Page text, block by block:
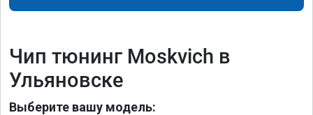
Чип тюнинг Moskvich в
Ульяновске
Выберите вашу модель: